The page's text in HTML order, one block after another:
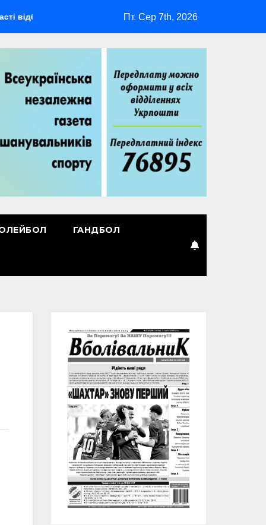
мультиспортивний табір ГАРТ 2026 – як долучитися
Пт. Сер 7th, 2026
ГАНДБОЛ